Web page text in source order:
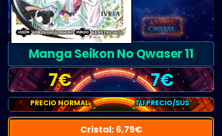
Manga Seikon No Qwaser 11
7€ 7€
PRECIO NORMAL TU PRECIO/SUS
Cristal: 6,79€